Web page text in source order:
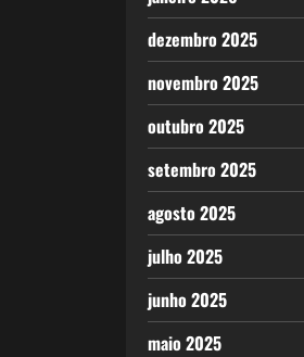
dezembro 2025
novembro 2025
outubro 2025
setembro 2025
agosto 2025
julho 2025
junho 2025
maio 2025